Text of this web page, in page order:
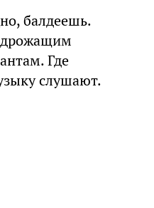
балдеешь.
дрожащим
Где
слушают.